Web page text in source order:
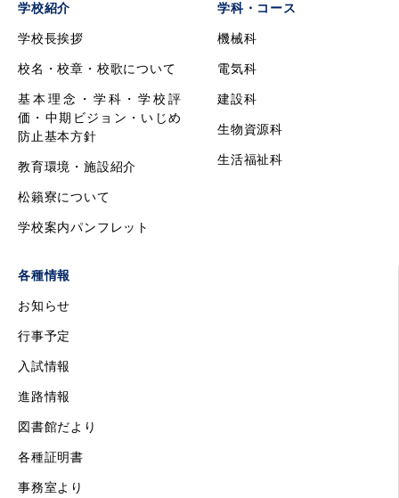
学校紹介
学校長挨拶
校名・校章・校歌について
基本理念・学科・学校評
価・中期ビジョン・いじめ
防止基本方針
教育環境・施設紹介
松籟寮について
学校案内パンフレット
学科・コース
機械科
電気科
建設科
生物資源科
生活福祉科
各種情報
お知らせ
行事予定
入試情報
進路情報
図書館だより
各種証明書
事務室より